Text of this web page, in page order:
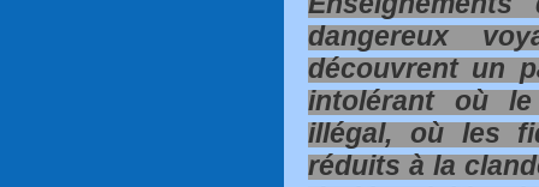
dangereux
découvrent un
intolérant où le
illégal, où les
réduits à la